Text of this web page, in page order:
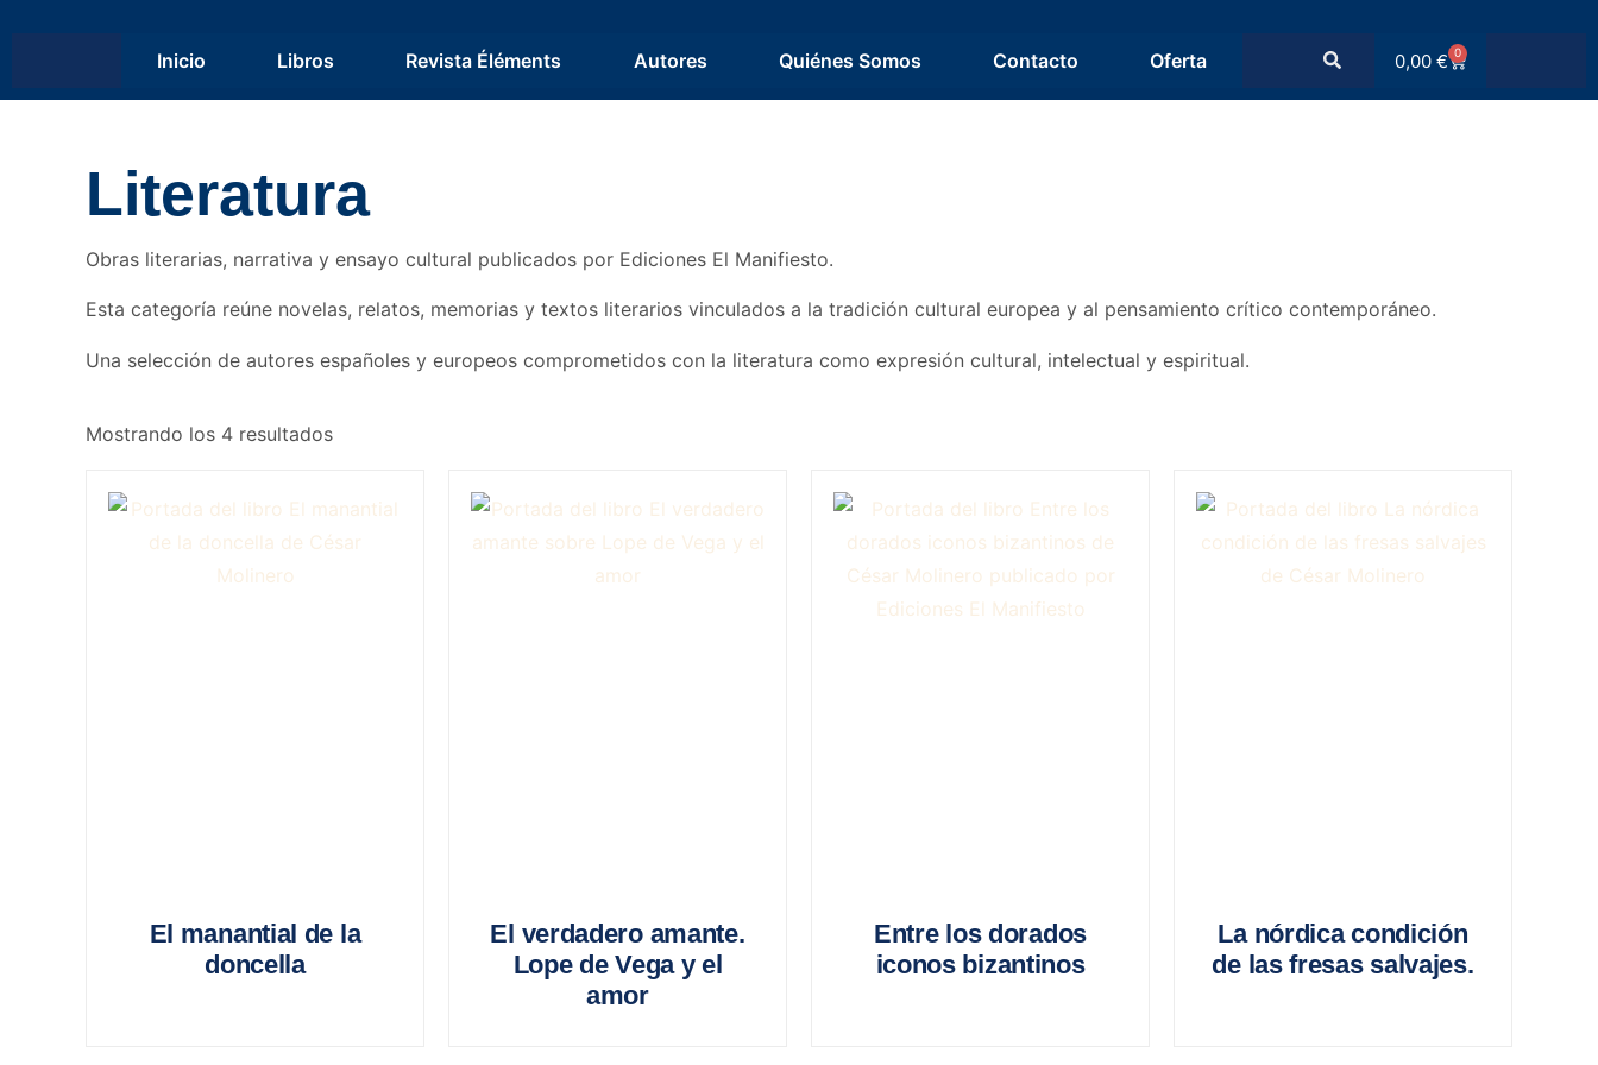
Inicio Libros Revista Éléments Autores Quiénes Somos Contacto Oferta 0,00 € 0
Literatura
Obras literarias, narrativa y ensayo cultural publicados por Ediciones El Manifiesto.
Esta categoría reúne novelas, relatos, memorias y textos literarios vinculados a la tradición cultural europea y al pensamiento crítico contemporáneo.
Una selección de autores españoles y europeos comprometidos con la literatura como expresión cultural, intelectual y espiritual.
Mostrando los 4 resultados
El manantial de la
doncella
El verdadero amante.
Lope de Vega y el
amor
Entre los dorados
iconos bizantinos
La nórdica condición
de las fresas salvajes.